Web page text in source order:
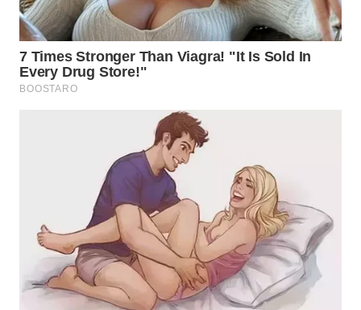
WN
LABUHANBATU
WN
TEBING
TINGGI
WN